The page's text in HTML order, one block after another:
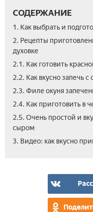
СОДЕРЖАНИЕ
1. Как выбрать и
2. Рецепты
духовке
2.1. Как готовить
2.2. Как вкусно запечь
2.3. Филе окуня
2.4. Как приготовить в
2.5. Очень простой и
сыром
3. Видео: как вкусно